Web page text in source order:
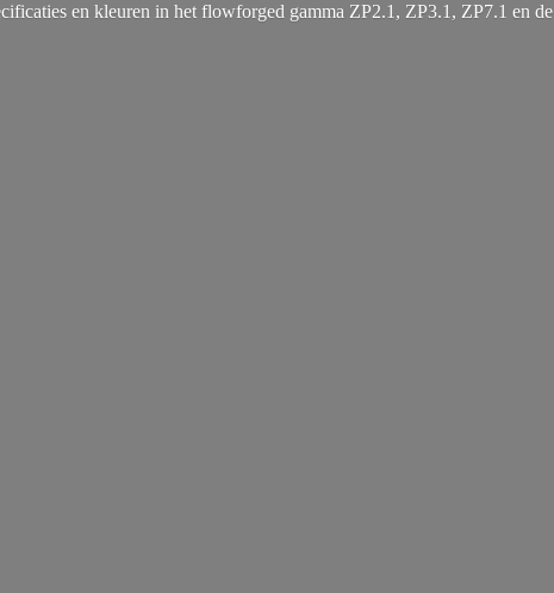
en kleuren in het flowforged gamma ZP2.1, ZP3.1, ZP7.1 en de